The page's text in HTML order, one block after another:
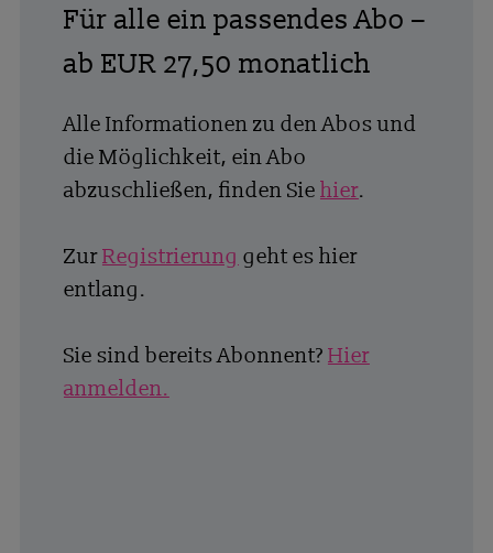
Für alle ein passendes Abo –
ab EUR 27,50 monatlich
Alle Informationen zu den Abos und
die Möglichkeit, ein Abo
abzuschließen, finden Sie hier.
ZurRegistrierung geht es hier
entlang.
Sie sind bereits Abonnent? Hier
anmelden.